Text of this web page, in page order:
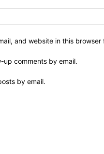
and website in this
up comments by email.
by email.